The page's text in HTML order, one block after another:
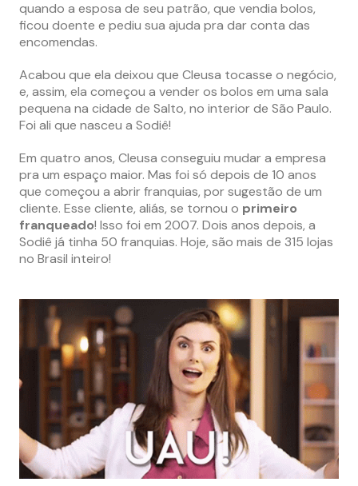
quando a esposa de seu patrão, que vendia bolos,
ficou doente e pediu sua ajuda pra dar conta das
encomendas.
Acabou que ela deixou que Cleusa tocasse o negócio,
e, assim, ela começou a vender os bolos em uma sala
pequena na cidade de Salto, no interior de São Paulo.
Foi ali que nasceu a Sodiê!
Em quatro anos, Cleusa conseguiu mudar a empresa
pra um espaço maior. Mas foi só depois de 10 anos
que começou a abrir franquias, por sugestão de um
cliente. Esse cliente, aliás, se tornou o primeiro
franqueado! Isso foi em 2007. Dois anos depois, a
Sodiê já tinha 50 franquias. Hoje, são mais de 315 lojas
no Brasil inteiro!